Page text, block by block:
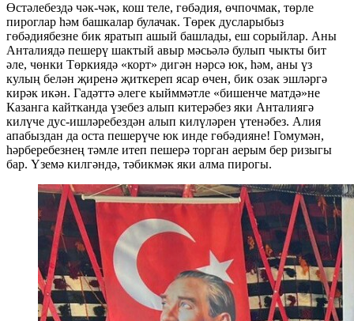
Өстәлебездә чәк-чәк, кош теле, гөбәдия, өчпочмак, төрле
пироглар һәм башкалар булачак. Төрек дусларыбыз
гөбәдиябезне бик яратып ашый башлады, еш сорыйлар. Аны
Анталиядә пешерү шактый авыр мәсьәлә булып чыкты бит
әле, чөнки Төркиядә «корт» дигән нәрсә юк, һәм, аны үз
кулың белән җиренә җиткереп ясар өчен, бик озак эшләргә
кирәк икән. Гадәттә әлеге кыйммәтле «бишенче матдә»не
Казанга кайтканда үзебез алып китерәбез яки Анталиягә
килүче дус-ишләребездән алып килүләрен үтенәбез. Алия
апабыздан да оста пешерүче юк инде гөбәдияне! Гомумән,
һәрберебезнең тәмле итеп пешерә торган аерым бер ризыгы
бар. Үземә килгәндә, тәбикмәк яки алма пирогы.